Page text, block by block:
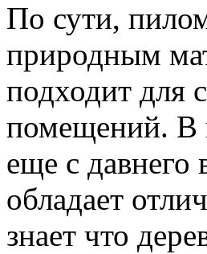
По сути,
природным
подходит для
помещений. В
еще с
обладает
знает что